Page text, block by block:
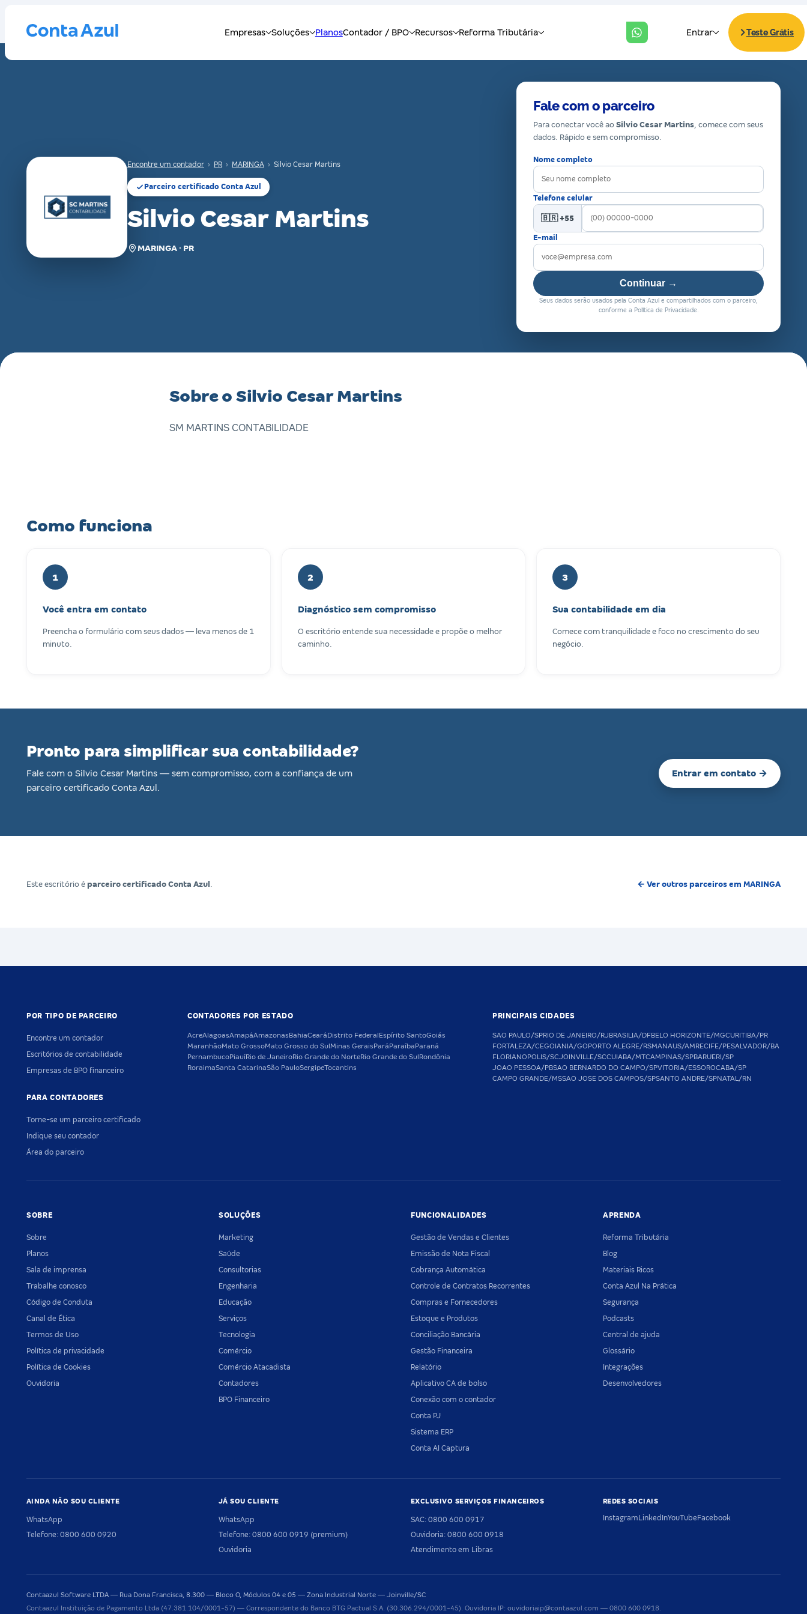
Encontre um contador › PR › MARINGA › Silvio Cesar Martins
Parceiro certificado Conta Azul
Silvio Cesar Martins
MARINGA · PR
Fale com o parceiro
Para conectar você ao Silvio Cesar Martins, comece com seus
dados. Rápido e sem compromisso.
Nome completo
Telefone celular
🇧🇷 +55
E-mail
Continuar →
Seus dados serão usados pela Conta Azul e compartilhados com o parceiro,
conforme a Política de Privacidade.
Sobre o Silvio Cesar Martins
SM MARTINS CONTABILIDADE
Como funciona
1
Você entra em contato
Preencha o formulário com seus dados — leva menos de 1
minuto.
2
Diagnóstico sem compromisso
O escritório entende sua necessidade e propõe o melhor
caminho.
3
Sua contabilidade em dia
Comece com tranquilidade e foco no crescimento do seu
negócio.
Pronto para simplificar sua contabilidade?
Fale com o Silvio Cesar Martins — sem compromisso, com a confiança de um
parceiro certificado Conta Azul.
Entrar em contato →
Este escritório é parceiro certificado Conta Azul . ← Ver outros parceiros em MARINGA
POR TIPO DE PARCEIRO
Encontre um contador
Escritórios de contabilidade
Empresas de BPO financeiro
PARA CONTADORES
Torne-se um parceiro certificado
Indique seu contador
Área do parceiro
CONTADORES POR ESTADO
AcreAlagoasAmapáAmazonasBahiaCearáDistrito FederalEspírito SantoGoiás
MaranhãoMato GrossoMato Grosso do SulMinas GeraisParáParaíbaParaná
PernambucoPiauíRio de JaneiroRio Grande do NorteRio Grande do SulRondônia
RoraimaSanta CatarinaSão PauloSergipeTocantins
PRINCIPAIS CIDADES
SAO PAULO/SPRIO DE JANEIRO/RJBRASILIA/DFBELO HORIZONTE/MGCURITIBA/PR
FORTALEZA/CEGOIANIA/GOPORTO ALEGRE/RSMANAUS/AMRECIFE/PESALVADOR/BA
FLORIANOPOLIS/SCJOINVILLE/SCCUIABA/MTCAMPINAS/SPBARUERI/SP
JOAO PESSOA/PBSAO BERNARDO DO CAMPO/SPVITORIA/ESSOROCABA/SP
CAMPO GRANDE/MSSAO JOSE DOS CAMPOS/SPSANTO ANDRE/SPNATAL/RN
SOBRE
Sobre
Planos
Sala de imprensa
Trabalhe conosco
Código de Conduta
Canal de Ética
Termos de Uso
Política de privacidade
Política de Cookies
Ouvidoria
SOLUÇÕES
Marketing
Saúde
Consultorias
Engenharia
Educação
Serviços
Tecnologia
Comércio
Comércio Atacadista
Contadores
BPO Financeiro
FUNCIONALIDADES
Gestão de Vendas e Clientes
Emissão de Nota Fiscal
Cobrança Automática
Controle de Contratos Recorrentes
Compras e Fornecedores
Estoque e Produtos
Conciliação Bancária
Gestão Financeira
Relatório
Aplicativo CA de bolso
Conexão com o contador
Conta PJ
Sistema ERP
Conta AI Captura
APRENDA
Reforma Tributária
Blog
Materiais Ricos
Conta Azul Na Prática
Segurança
Podcasts
Central de ajuda
Glossário
Integrações
Desenvolvedores
AINDA NÃO SOU CLIENTE
WhatsApp
Telefone: 0800 600 0920
JÁ SOU CLIENTE
WhatsApp
Telefone: 0800 600 0919 (premium)
Ouvidoria
EXCLUSIVO SERVIÇOS FINANCEIROS
SAC: 0800 600 0917
Ouvidoria: 0800 600 0918
Atendimento em Libras
REDES SOCIAIS
InstagramLinkedInYouTubeFacebook
Contaazul Software LTDA — Rua Dona Francisca, 8.300 — Bloco O, Módulos 04 e 05 — Zona Industrial Norte — Joinville/SC
Contaazul Instituição de Pagamento Ltda (47.381.104/0001-57) — Correspondente do Banco BTG Pactual S.A. (30.306.294/0001-45). Ouvidoria IP: ouvidoriaip@contaazul.com — 0800 600 0918.